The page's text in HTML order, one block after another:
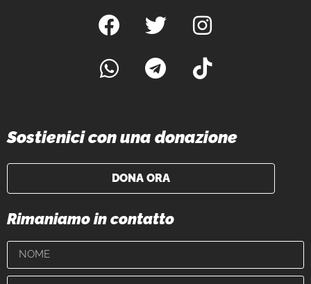
Sostienici con una donazione
DONA ORA
Rimaniamo in contatto